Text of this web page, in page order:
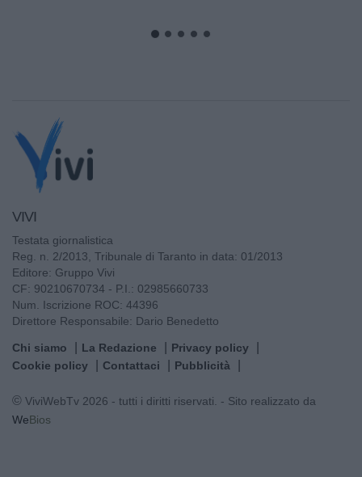
VIVI
Testata giornalistica
Reg. n. 2/2013, Tribunale di Taranto in data: 01/2013
Editore: Gruppo Vivi
CF: 90210670734 - P.I.: 02985660733
Num. Iscrizione ROC: 44396
Direttore Responsabile: Dario Benedetto
Chi siamo La Redazione
Privacy policy
Cookie policy
Contattaci Pubblicità
© ViviWebTv 2026 - tutti i diritti riservati. - Sito realizzato da
WeBios